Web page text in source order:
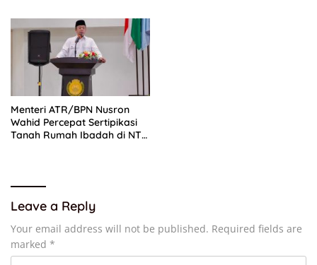
Menteri ATR/BPN Nusron
Wahid Percepat Sertipikasi
Tanah Rumah Ibadah di NTT,
Leave a Reply
Your email address will not be published. Required fields are
marked *